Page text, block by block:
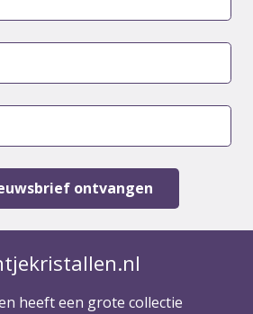
heeft een grote collectie